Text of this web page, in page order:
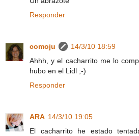
Responder
comoju
14/3/10 18:59
Ahhh, y el cacharrito me lo
hubo en el Lidl ;-)
Responder
ARA 14/3/10 19:05
El cacharrito he estado